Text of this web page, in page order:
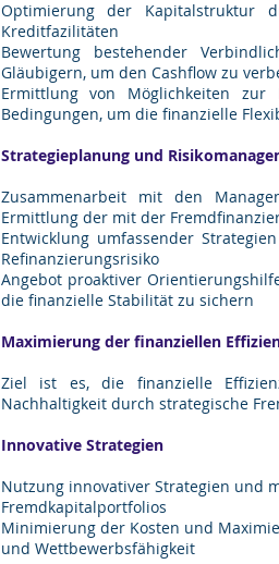
Optimierung der Kapitalstruktur
Kreditfazilitäten
Bewertung bestehender
Gläubigern, um den Cashflow zu
Ermittlung von Möglichkeiten zur
Bedingungen, um die finanzielle
Strategieplanung und
Zusammenarbeit mit den
Ermittlung der mit der
Entwicklung umfassender
Refinanzierungsrisiko
Angebot proaktiver
die finanzielle Stabilität zu sichern
Maximierung der finanziellen
Ziel ist es, die finanzielle
Nachhaltigkeit durch strategische
Innovative Strategie​n
Nutzung innovativer Strategien und
Fremdkapitalportfolios ​​
Minimierung der Kosten und
und Wettbewerbsfähigkeit